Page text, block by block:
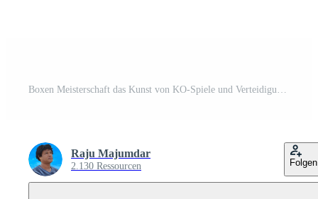
Boxen Meisterschaft das Kunst von KO-Spiele und Verteidigung Pro Vektor
Raju Majumdar
2.130 Ressourcen Folgen